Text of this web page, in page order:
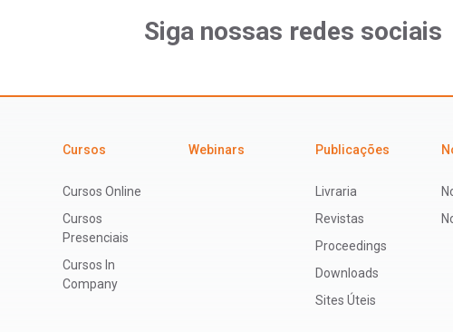
Siga nossas redes sociais
Cursos
Cursos Online
Cursos
Presenciais
Cursos In
Company
Webinars Publicações
Livraria
Revistas
Proceedings
Downloads
Sites Úteis